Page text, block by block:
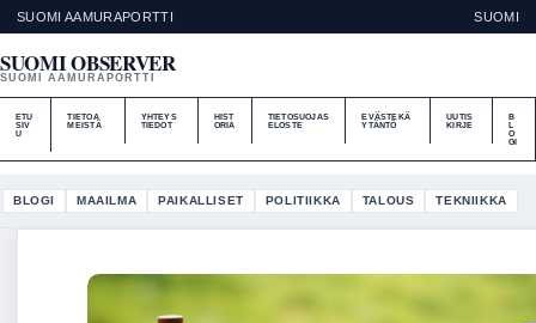
SUOMI AAMURAPORTTI SUOMI
SUOMI OBSERVER
SUOMI AAMURAPORTTI
ETU
SIV
U
TIETOA
MEISTÄ
YHTEYS
TIEDOT
HIST
ORIA
TIETOSUOJAS
ELOSTE
EVÄSTEKÄ
YTÄNTÖ
UUTIS
KIRJE
B
O
GI
BLOGI MAAILMA PAIKALLISET POLITIIKKA TALOUS TEKNIIKKA